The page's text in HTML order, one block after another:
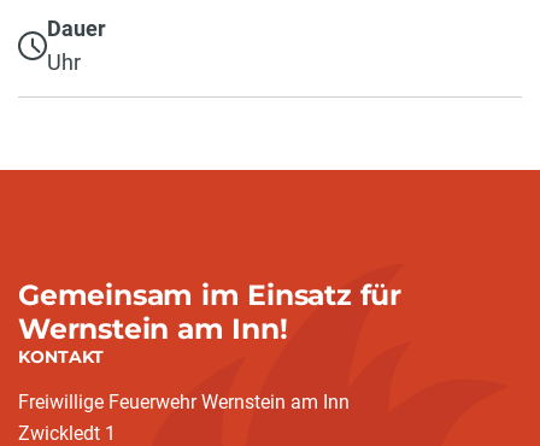
Dauer
Uhr
Gemeinsam im Einsatz für
Wernstein am Inn!
KONTAKT
Freiwillige Feuerwehr Wernstein am Inn
Zwickledt 1